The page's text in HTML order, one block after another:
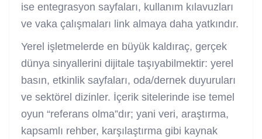
ise entegrasyon sayfaları, kullanım kılavuzları
ve vaka çalışmaları link almaya daha yatkındır.
Yerel işletmelerde en büyük kaldıraç, gerçek
dünya sinyallerini dijitale taşıyabilmektir: yerel
basın, etkinlik sayfaları, oda/dernek duyuruları
ve sektörel dizinler. İçerik sitelerinde ise temel
oyun “referans olma”dır; yani veri, araştırma,
kapsamlı rehber, karşılaştırma gibi kaynak